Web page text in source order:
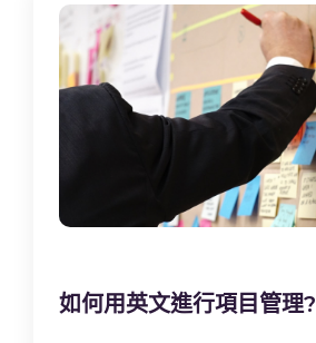
如何用英文進行項目管理?